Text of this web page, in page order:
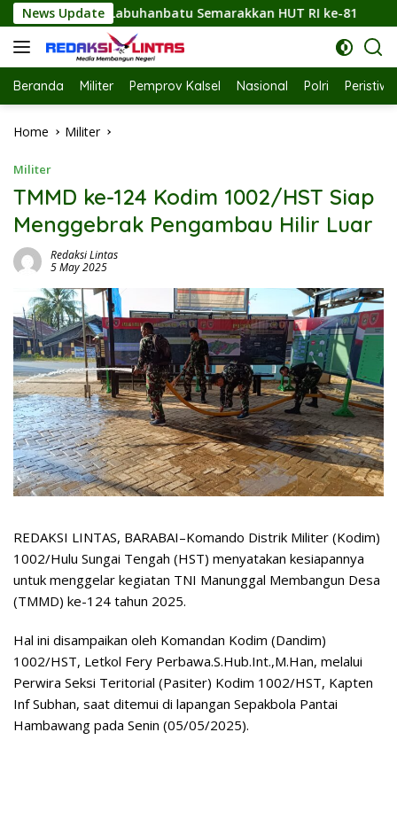
Skip
to
content
News Update
Semarakkan HUT RI ke-81 Sambut HUT ke-81 RI,
Beranda Militer Pemprov Kalsel Nasional Polri
Home Militer
Militer
TMMD ke-124 Kodim 1002/HST Siap
Menggebrak Pengambau Hilir Luar
Redaksi Lintas
5 May 2025
REDAKSI LINTAS, BARABAI–Komando Distrik Militer (Kodim)
1002/Hulu Sungai Tengah (HST) menyatakan kesiapannya
untuk menggelar kegiatan TNI Manunggal Membangun Desa
(TMMD) ke-124 tahun 2025.
Hal ini disampaikan oleh Komandan Kodim (Dandim)
1002/HST, Letkol Fery Perbawa.S.Hub.Int.,M.Han, melalui
Perwira Seksi Teritorial (Pasiter) Kodim 1002/HST, Kapten
Inf Subhan, saat ditemui di lapangan Sepakbola Pantai
Hambawang pada Senin (05/05/2025).